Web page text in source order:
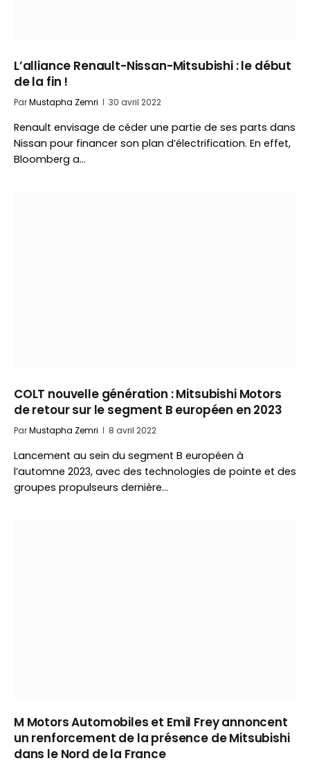
L’alliance Renault-Nissan-Mitsubishi : le début
de la fin !
ParMustapha Zemri 30 avril 2022
Renault envisage de céder une partie de ses parts dans
Nissan pour financer son plan d’électrification. En effet,
Bloomberg a…
COLT nouvelle génération : Mitsubishi Motors
de retour sur le segment B européen en 2023
ParMustapha Zemri 8 avril 2022
Lancement au sein du segment B européen à
l’automne 2023, avec des technologies de pointe et des
groupes propulseurs dernière…
M Motors Automobiles et Emil Frey annoncent
un renforcement de la présence de Mitsubishi
dans le Nord de la France